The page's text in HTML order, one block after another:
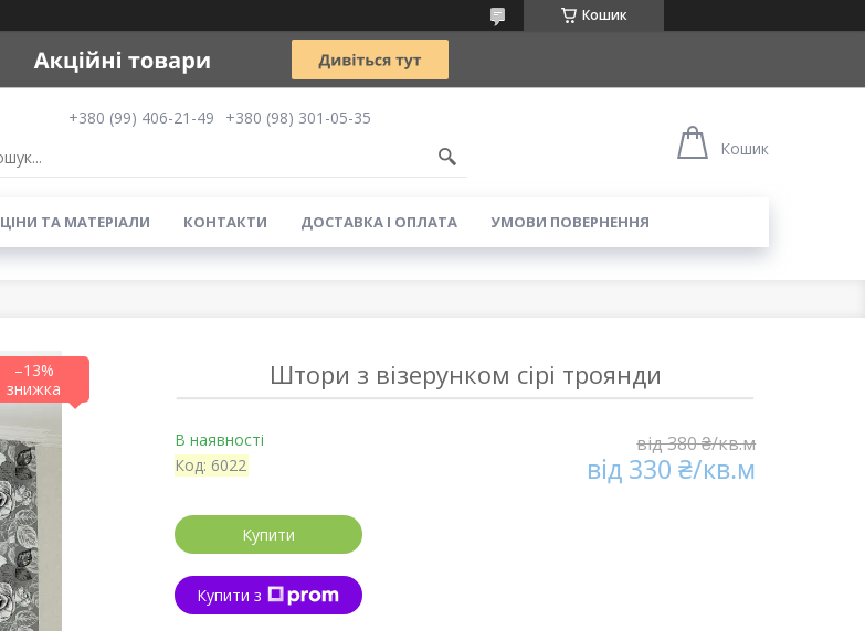
Кошик
+380 (99) 406-21-49
+380 (98) 301-05-35
Кошик
ЦІНИ ТА МАТЕРІАЛИ КОНТАКТИ ДОСТАВКА І ОПЛАТА УМОВИ ПОВЕРНЕННЯ
–13% Штори з візерунком сірі троянди
В наявності
Код: 6022
від 380 ₴/кв.м
від 330 ₴/кв.м
Купити
Купити з